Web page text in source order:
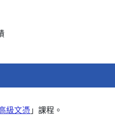
級文憑 」課程。